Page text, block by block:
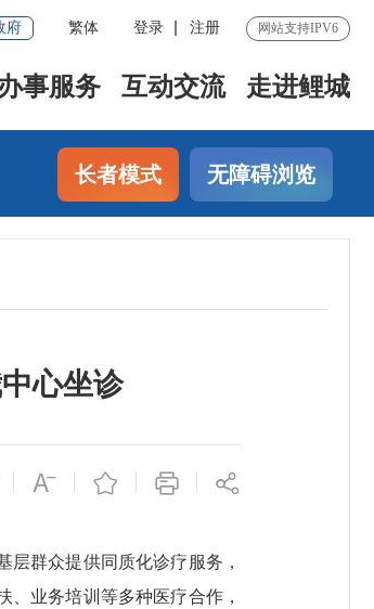
府 繁体 登录 注册 网站支持IPV6
办事服务 互动交流 走进鲤城
长者模式 无障碍浏览
心坐诊
群众提供同质化诊疗服务，
业务培训等多种医疗合作，